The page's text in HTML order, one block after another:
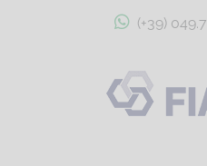
(+39)